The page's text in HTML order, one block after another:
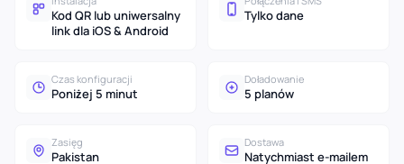
Kod QR lub uniwersalny
link dla iOS & Android
Tylko dane
Czas konfiguracji
Poniżej 5 minut
Doładowanie
5 planów
Zasięg
Pakistan
Dostawa
Natychmiast e-mailem